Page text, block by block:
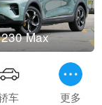
Max
车 更多